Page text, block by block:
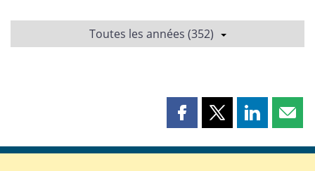
Toutes les années (352)
Partager
page
Partager
page
Partager
page page